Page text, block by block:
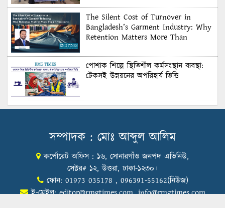
The Silent Cost of Turnover in
Bangladesh’s Garment Industry: Why
Retention Matters More Than
পোশাক শিল্পে স্থিতিশীল কর্মসংস্থান ব্যবস্থা:
টেকসই উন্নয়নের অপরিহার্য ভিত্তি
শুল্কের দেয়াল ভাঙার সুযোগ: মার্কিন বাজারে
Honoring Excellence: Texstream
Fashion Ltd. Rewards Best Workers–
2026
সম্পাদক : মোঃ আব্দুল আলিম
কর্পোরেট অফিস : ১৬, সোনারগাঁও জনপদ এভিনিউ,
সেক্টর# ১২, উত্তরা, ঢাকা-১২৩০।
ফোন: 01973 035178 , 096391-55162(নিউজ)
ই-মেইল:editor@rmgtimes.com,info@rmgtimes.com